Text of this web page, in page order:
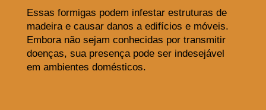
Essas formigas podem infestar estruturas de
madeira e causar danos a edifícios e móveis.
Embora não sejam conhecidas por transmitir
doenças, sua presença pode ser indesejável
em ambientes domésticos.